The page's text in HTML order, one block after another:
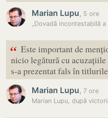
Marian Lupu, 5 ore
“ Este important de
nicio legătură cu
s-a prezentat fals în
Marian Lupu, 7 ore